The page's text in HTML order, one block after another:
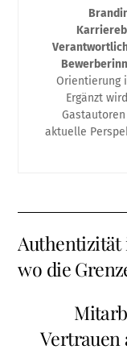
Orientierung
Ergänzt
aktuelle
wo die
Vertrauen